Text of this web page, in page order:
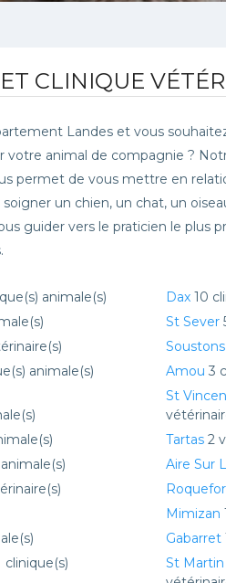
CLINIQUE
Landes et vous
votre animal de compagnie ?
permet de vous mettre en
un chien, un chat, un
guider vers le praticien le plus
animale(s) Dax 10
St Sever
Soustons
animale(s) Amou 3
St
Tartas 2
Aire Sur
Mimizan
Gabarret
clinique(s)
St